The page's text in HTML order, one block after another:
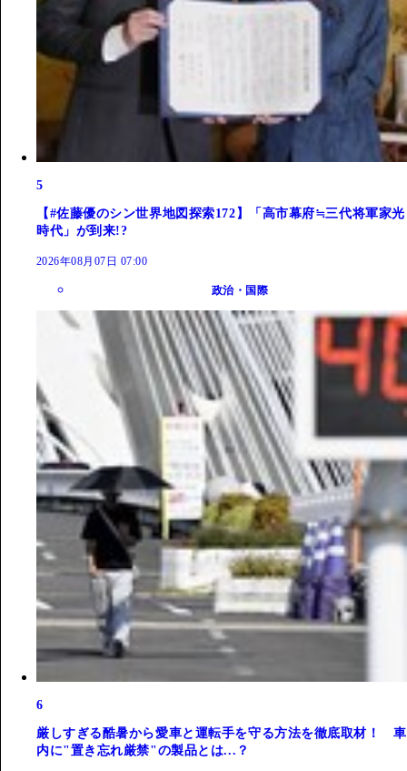
5
【#佐藤優のシン世界地図探索172】「高市幕府≒三代将軍家光
時代」が到来!?
2026年08月07日 07:00
政治・国際
6
厳しすぎる酷暑から愛車と運転手を守る方法を徹底取材！ 車
内に"置き忘れ厳禁"の製品とは...？